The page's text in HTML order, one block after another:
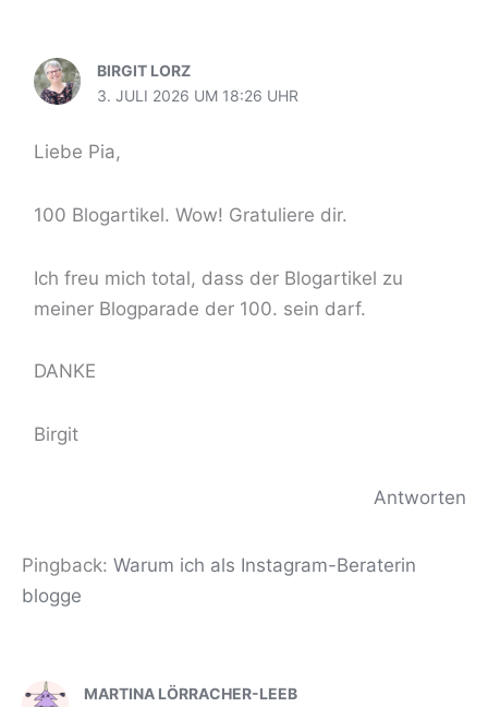
BIRGIT LORZ
3. JULI 2026 UM 18:26 UHR
Liebe Pia,
100 Blogartikel. Wow! Gratuliere dir.
Ich freu mich total, dass der Blogartikel zu
meiner Blogparade der 100. sein darf.
DANKE
Birgit
Antworten
Pingback: Warum ich als Instagram-Beraterin
blogge
MARTINA LÖRRACHER-LEEB